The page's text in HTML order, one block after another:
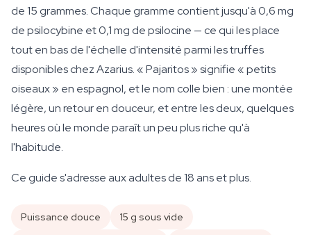
de 15 grammes. Chaque gramme contient jusqu'à 0,6 mg
de psilocybine et 0,1 mg de psilocine — ce qui les place
tout en bas de l'échelle d'intensité parmi les truffes
disponibles chez Azarius. « Pajaritos » signifie « petits
oiseaux » en espagnol, et le nom colle bien : une montée
légère, un retour en douceur, et entre les deux, quelques
heures où le monde paraît un peu plus riche qu'à
l'habitude.
Ce guide s'adresse aux adultes de 18 ans et plus.
Puissance douce
15 g sous vide